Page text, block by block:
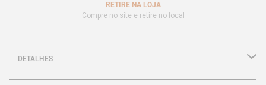
RETIRE NA LOJA
Compre no site e retire no local
DETALHES